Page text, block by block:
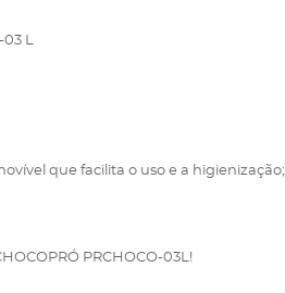
03 L
que facilita o uso e a higienização;
PRCHOCO-03L!